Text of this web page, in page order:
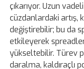
çıkarıyor. Uzun
cüzdanlardaki artış,
değiştirebilir; bu da
etkileyerek
yükseltebilir. Türev
daralma, kaldıraçlı